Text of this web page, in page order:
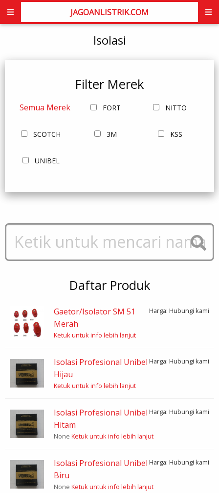
JAGOANLISTRIK.COM
Isolasi
Filter Merek
Semua Merek FORT NITTO
SCOTCH 3M KSS
UNIBEL
Daftar Produk
Gaetor/Isolator SM 51
Merah
Harga: Hubungi kami
Ketuk untuk info lebih lanjut
Isolasi Profesional Unibel
Hijau
Harga: Hubungi kami
Ketuk untuk info lebih lanjut
Isolasi Profesional Unibel
Hitam
Harga: Hubungi kami
None Ketuk untuk info lebih lanjut
Isolasi Profesional Unibel
Biru
Harga: Hubungi kami
None Ketuk untuk info lebih lanjut